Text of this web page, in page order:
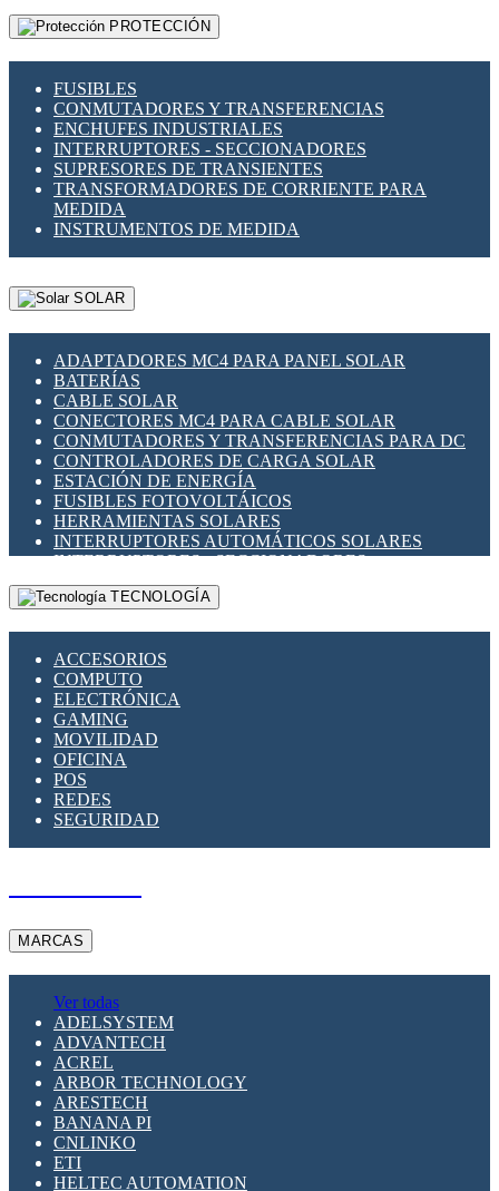
PROTECCIÓN
FUSIBLES
CONMUTADORES Y TRANSFERENCIAS
ENCHUFES INDUSTRIALES
INTERRUPTORES - SECCIONADORES
SUPRESORES DE TRANSIENTES
TRANSFORMADORES DE CORRIENTE PARA
MEDIDA
INSTRUMENTOS DE MEDIDA
SOLAR
ADAPTADORES MC4 PARA PANEL SOLAR
BATERÍAS
CABLE SOLAR
CONECTORES MC4 PARA CABLE SOLAR
CONMUTADORES Y TRANSFERENCIAS PARA DC
CONTROLADORES DE CARGA SOLAR
ESTACIÓN DE ENERGÍA
FUSIBLES FOTOVOLTÁICOS
HERRAMIENTAS SOLARES
INTERRUPTORES AUTOMÁTICOS SOLARES
INTERRUPTORES - SECCIONADORES
FOTOVOLTÁICOS
MONTAJE PANEL SOLAR
SUPRESOR DE TRANSIENTES SPDS PARA
APLICACIONES FOTOVOLTAICAS
TECNOLOGÍA
ACCESORIOS
COMPUTO
ELECTRÓNICA
GAMING
MOVILIDAD
OFICINA
POS
REDES
SEGURIDAD
MARCAS
Ver todas
ADELSYSTEM
ADVANTECH
ACREL
ARBOR TECHNOLOGY
ARESTECH
BANANA PI
CNLINKO
ETI
HELTEC AUTOMATION